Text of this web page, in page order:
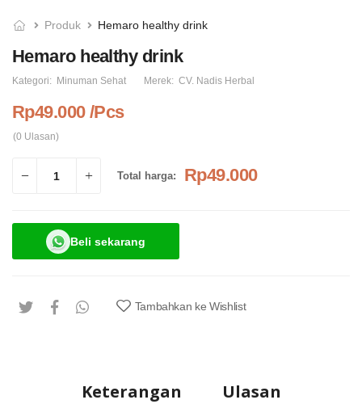
Balsem Taru Hangat (
spice balm )
Produk Hemaro healthy drink
Hemaro healthy drink
Kategori: Minuman Sehat Merek: CV. Nadis Herbal
Rp49.000 /Pcs
(0 Ulasan)
Total harga: Rp49.000
Beli sekarang
Tambahkan ke Wishlist
Keterangan Ulasan